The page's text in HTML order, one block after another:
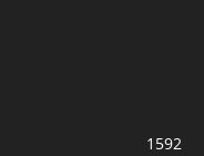
1592